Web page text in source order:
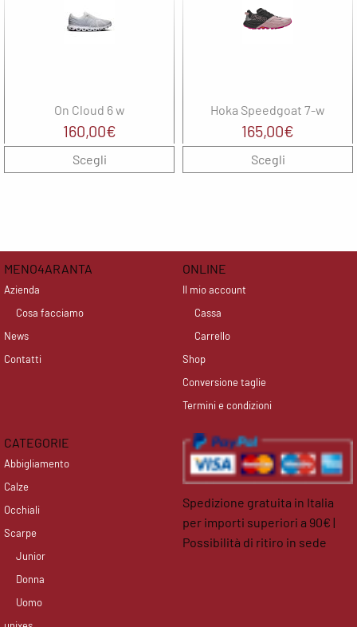
On Cloud 6 w
160,00€
Scegli
Hoka Speedgoat 7-w
165,00€
Scegli
MENO4ARANTA
Azienda
Cosa facciamo
News
Contatti
ONLINE
Il mio account
Cassa
Carrello
Shop
Conversione taglie
Termini e condizioni
CATEGORIE
Abbigliamento
Calze
Occhiali
Scarpe
Junior
Donna
Uomo
Spedizione gratuita in Italia
per importi superiori a 90€ |
Possibilità di ritiro in sede